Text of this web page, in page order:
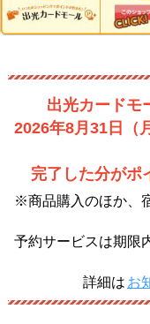
出光カードモ
2026年8月31日（
完了した分がポ
※商品購入のほか、
予約サービスは期限
詳細は お